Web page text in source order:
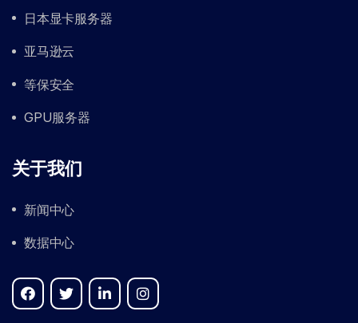
日本显卡服务器
亚马逊云
等保安全
GPU服务器
关于我们
新闻中心
数据中心